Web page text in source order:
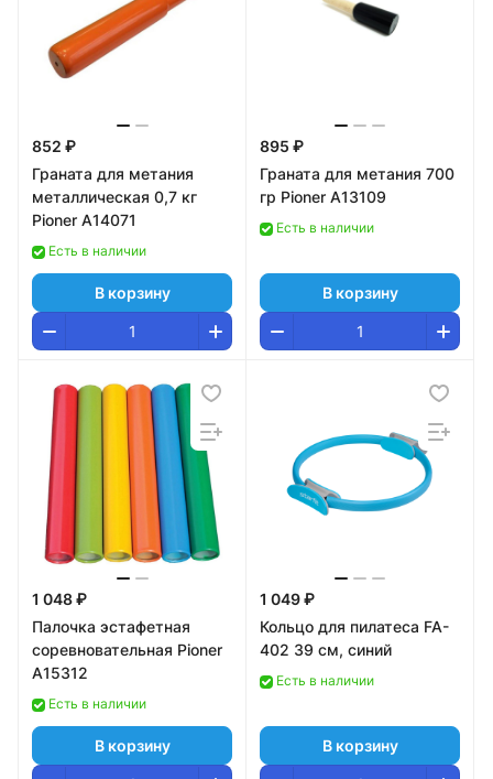
852 ₽
Граната для метания
металлическая 0,7 кг
Pioner A14071
Есть в наличии
В корзину
895 ₽
Граната для метания 700
гр Pioner A13109
Есть в наличии
В корзину
1 048 ₽
Палочка эстафетная
соревновательная Pioner
A15312
Есть в наличии
В корзину
1 049 ₽
Кольцо для пилатеса FA-
402 39 см, синий
Есть в наличии
В корзину